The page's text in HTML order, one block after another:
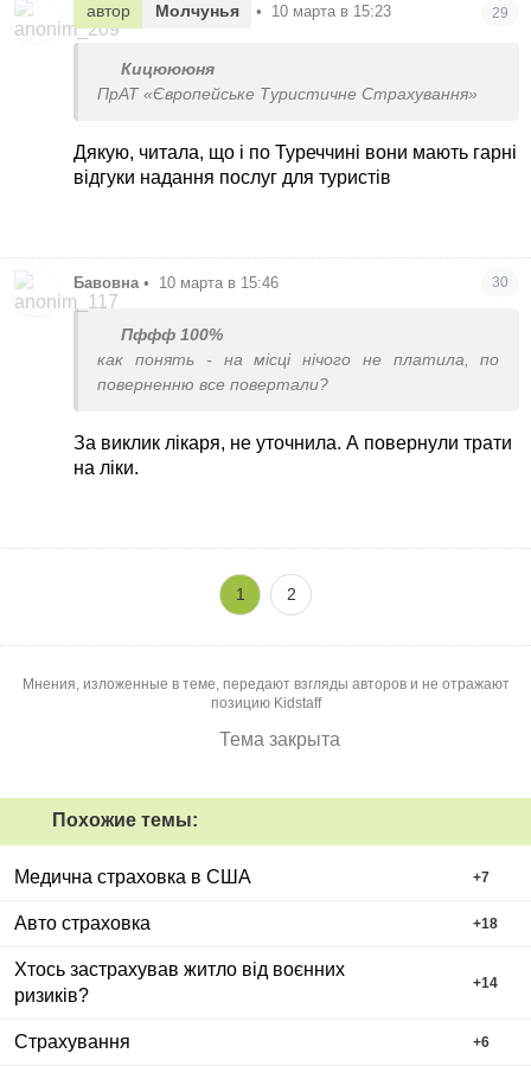
автор Молчунья • 10 марта в 15:23 29
Кицюююня
ПрАТ «Європейське Туристичне Страхування»
Дякую, читала, що і по Туреччині вони мають гарні
відгуки надання послуг для туристів
Бавовна • 10 марта в 15:46 30
Пффф 100%
как понять - на місці нічого не платила, по
поверненню все повертали?
За виклик лікаря, не уточнила. А повернули трати
на ліки.
1 2
Мнения, изложенные в теме, передают взгляды авторов и не отражают
позицию Kidstaff
Тема закрыта
Похожие темы:
Медична страховка в США +7
Авто страховка +18
Хтось застрахував житло від воєнних
ризиків?
+14
Страхування +6